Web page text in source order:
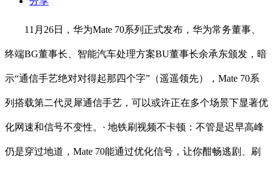
11月26日，华为Mate 70系列正式发布，华为常务董事、
终端BG董事长、智能汽车处理方案BU董事长余承东颁发，暗
示“通信手艺绝对对得起那四个字”（遥遥领先），Mate 70系
列搭载第二代灵犀通信手艺，可以或许正在多个场景下显著优
化网速和信号不变性。· 地铁刷视频不卡顿：不管是迟早高峰
仍是穿过地道，Mate 70能通过优化信号，让你酣畅逃剧、刷